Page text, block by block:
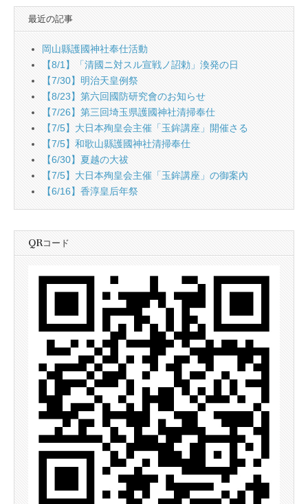
最近の記事
岡山縣護國神社奉仕活動
【8/1】「清國ニ対スル宣戦ノ詔勅」渙発の日
【7/30】明治天皇例祭
【8/23】第六回國防研究會のお知らせ
【7/26】第三回埼玉県護國神社清掃奉仕
【7/5】大日本殉皇会主催「玉鉾講座」開催さる
【7/5】和歌山縣護國神社清掃奉仕
【6/30】夏越の大祓
【7/5】大日本殉皇会主催「玉鉾講座」の御案內
【6/16】香淳皇后年祭
QRコード